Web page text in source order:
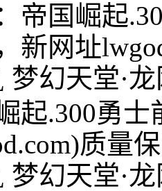
帝国崛起
新网址
梦幻天堂·
起.300勇
质量
梦幻天堂·